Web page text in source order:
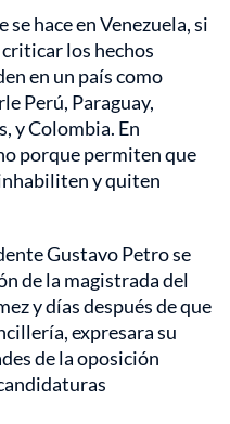
hace en Venezuela, si
los hechos
en un país como
Perú, Paraguay,
y Colombia. En
porque permiten que
y quiten
Gustavo Petro se
de la magistrada del
y días después de que
expresara su
de la oposición